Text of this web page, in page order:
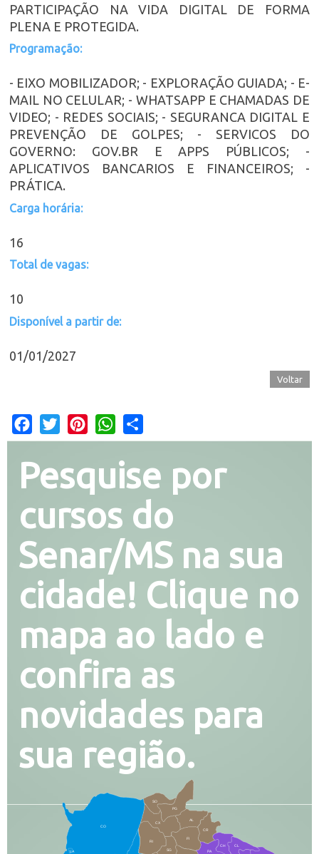
PARTICIPAÇÃO NA VIDA DIGITAL DE FORMA
PLENA E PROTEGIDA.
Programação:
- EIXO MOBILIZADOR; - EXPLORAÇÃO GUIADA; - E-
MAIL NO CELULAR; - WHATSAPP E CHAMADAS DE
VIDEO; - REDES SOCIAIS; - SEGURANCA DIGITAL E
PREVENÇÃO DE GOLPES; - SERVICOS DO
GOVERNO: GOV.BR E APPS PÚBLICOS; -
APLICATIVOS BANCARIOS E FINANCEIROS; -
PRÁTICA.
Carga horária:
16
Total de vagas:
10
Disponível a partir de:
01/01/2027
Voltar
Facebook
Twitter PinterestWhatsApp
Pesquise por
cursos do
Senar/MS na sua
cidade! Clique no
mapa ao lado e
confira as
novidades para
sua região.
CO
CX
RI
AL
CR
FI
SG PA
CH CL
PG
SO
LA